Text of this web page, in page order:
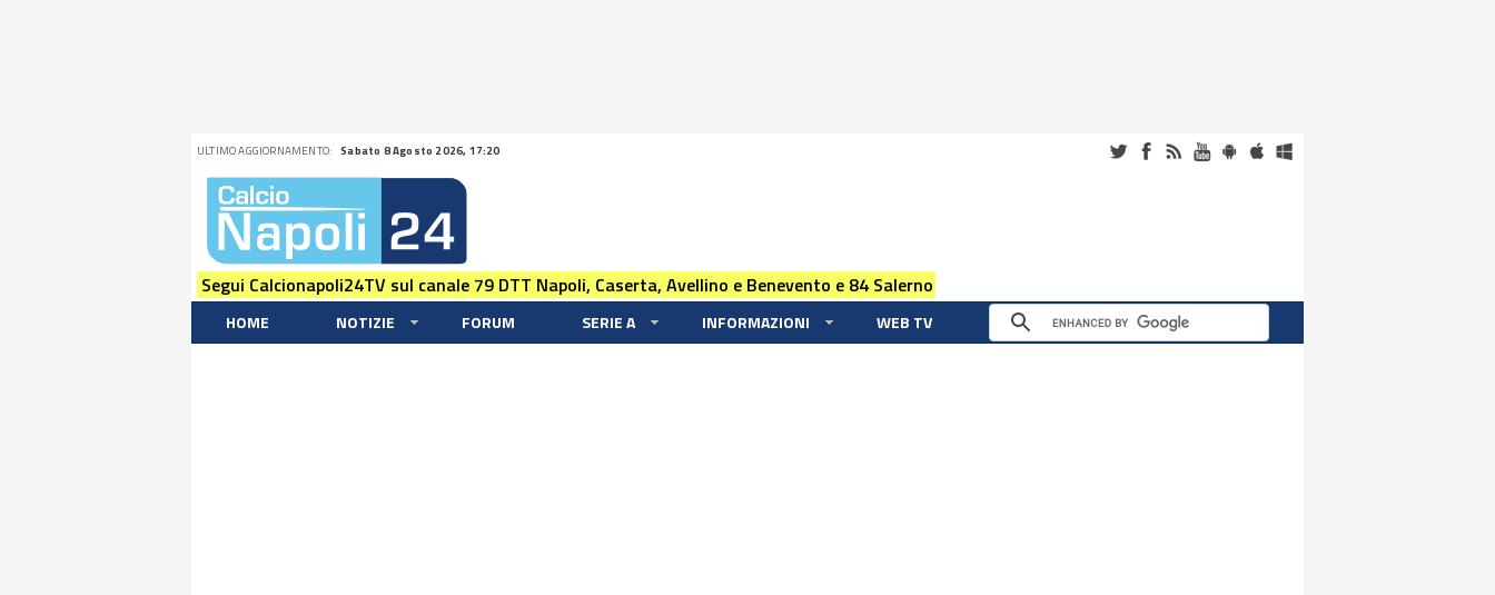
ULTIMO AGGIORNAMENTO: Sabato 8 Agosto 2026, 17:20
Segui Calcionapoli24TV sul canale 79 DTT Napoli, Caserta, Avellino e Benevento e 84 Salerno
HOME NOTIZIE FORUM SERIE A INFORMAZIONI WEB TV